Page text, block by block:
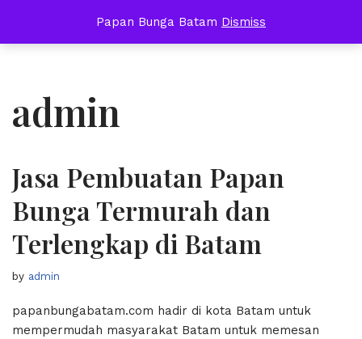
Papan Bunga Batam Dismiss
Skip
admin
Jasa Pembuatan Papan
Bunga Termurah dan
Terlengkap di Batam
by admin
papanbungabatam.com hadir di kota Batam untuk
mempermudah masyarakat Batam untuk memesan